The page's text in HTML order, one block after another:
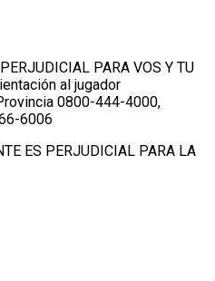
PARA VOS Y TU
al jugador
0800-444-4000,
6006
ES PERJUDICIAL PARA LA